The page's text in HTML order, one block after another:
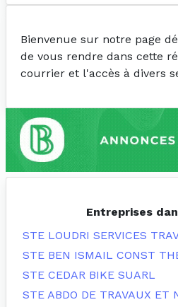
Bienvenue sur notre page
de vous rendre dans cette
courrier et l'accès à divers
Entreprises
STE LOUDRI SERVICES
STE BEN ISMAIL CONST
STE CEDAR BIKE SUARL
STE ABDO DE TRAVAUX ET